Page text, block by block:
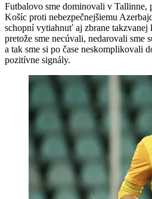
Futbalovo sme dominovali v Tallinne,
Košíc proti nebezpečnejšiemu
schopní vytiahnuť aj zbrane takzvanej
pretože sme necúvali, nedarovali sme
a tak sme si po čase neskomplikovali
pozitívne signály.